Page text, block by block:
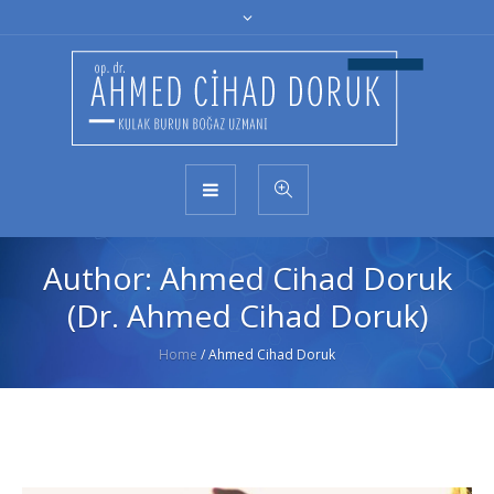
Author: Ahmed Cihad Doruk
(Dr. Ahmed Cihad Doruk)
Home /Ahmed Cihad Doruk